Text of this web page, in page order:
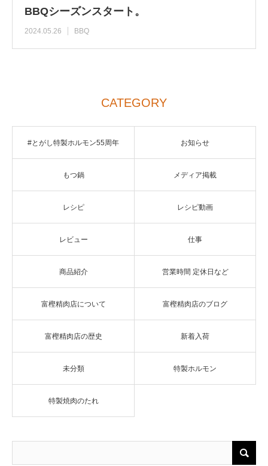
BBQシーズンスタート。
2024.05.26 BBQ
CATEGORY
#とがし特製ホルモン55周年 お知らせ
もつ鍋 メディア掲載
レシピ レシピ動画
レビュー 仕事
商品紹介 営業時間 定休日など
富樫精肉店について 富樫精肉店のブログ
富樫精肉店の歴史 新着入荷
未分類 特製ホルモン
特製焼肉のたれ